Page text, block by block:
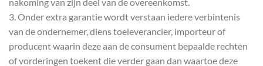
nakoming van zijn deel van de overeenkomst.
3. Onder extra garantie wordt verstaan iedere verbintenis
van de ondernemer, diens toeleverancier, importeur of
producent waarin deze aan de consument bepaalde rechten
of vorderingen toekent die verder gaan dan waartoe deze